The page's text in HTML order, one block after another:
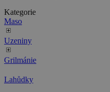
Kategorie
Maso
Uzeniny
Grilmánie
Lahůdky